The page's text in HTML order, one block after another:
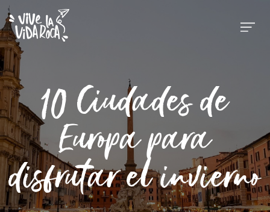
10 Ciudades de
Europa para
disfrutar el invierno